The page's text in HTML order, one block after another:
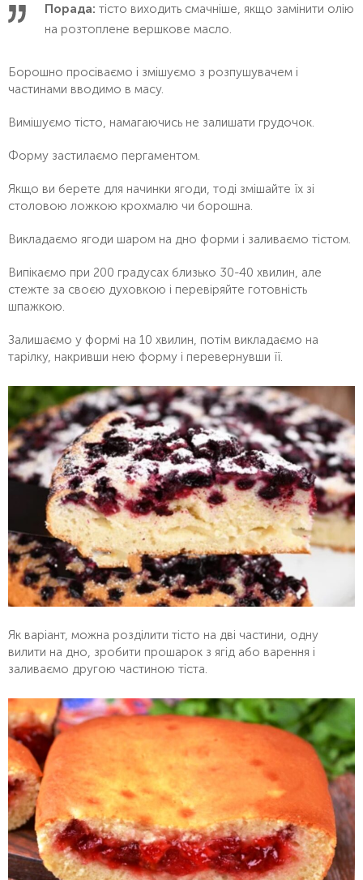
Порада: тісто виходить смачніше, якщо замінити олію
на розтоплене вершкове масло.
Борошно просіваємо і змішуємо з розпушувачем і
частинами вводимо в масу.
Вимішуємо тісто, намагаючись не залишати грудочок.
Форму застилаємо пергаментом.
Якщо ви берете для начинки ягоди, тоді змішайте їх зі
столовою ложкою крохмалю чи борошна.
Викладаємо ягоди шаром на дно форми і заливаємо тістом.
Випікаємо при 200 градусах близько 30-40 хвилин, але
стежте за своєю духовкою і перевіряйте готовність
шпажкою.
Залишаємо у формі на 10 хвилин, потім викладаємо на
тарілку, накривши нею форму і перевернувши її.
Як варіант, можна розділити тісто на дві частини, одну
вилити на дно, зробити прошарок з ягід або варення і
заливаємо другою частиною тіста.